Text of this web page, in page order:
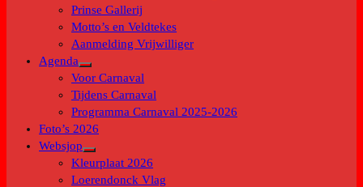
Prinse Gallerij
Motto’s en Veldtekes
Aanmelding Vrijwilliger
Agenda
Toon
submenu
Voor Carnaval
Tijdens Carnaval
Programma Carnaval 2025-2026
Foto’s 2026
Websjop
Toon
submenu
Kleurplaat 2026
Loerendonck Vlag